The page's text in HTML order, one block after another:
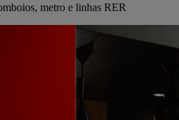
metro e linhas RER